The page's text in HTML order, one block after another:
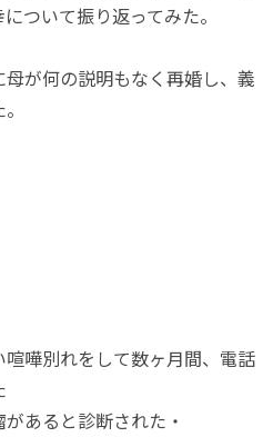
ついて振り返ってみた。
母が何の説明もなく再婚し、義
喧嘩別れをして数ヶ月間、電話
あると診断された・